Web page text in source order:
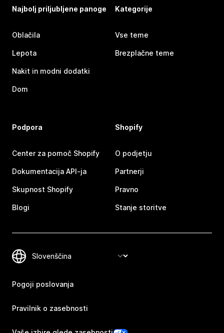
Najbolj priljubljene panoge
Oblačila
Lepota
Nakit in modni dodatki
Dom
Kategorije
Vse teme
Brezplačne teme
Podpora
Center za pomoč Shopify
Dokumentacija API-ja
Skupnost Shopify
Blogi
Shopify
O podjetju
Partnerji
Pravno
Stanje storitve
Pogoji poslovanja
Pravilnik o zasebnosti